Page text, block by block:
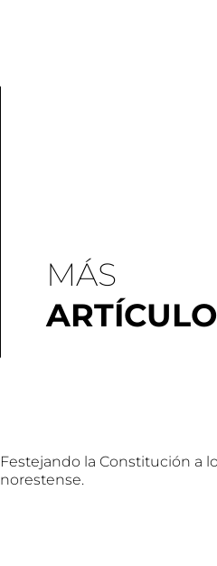
MÁS
Festejando la Constitución a lo
norestense.